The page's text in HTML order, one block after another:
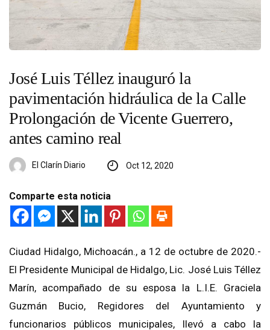
José Luis Téllez inauguró la
pavimentación hidráulica de la Calle
Prolongación de Vicente Guerrero,
antes camino real
El Clarín Diario Oct 12, 2020
Comparte esta noticia
Ciudad Hidalgo, Michoacán., a 12 de octubre de 2020.-
El Presidente Municipal de Hidalgo, Lic. José Luis Téllez
Marín, acompañado de su esposa la L.I.E. Graciela
Guzmán Bucio, Regidores del Ayuntamiento y
funcionarios públicos municipales, llevó a cabo la